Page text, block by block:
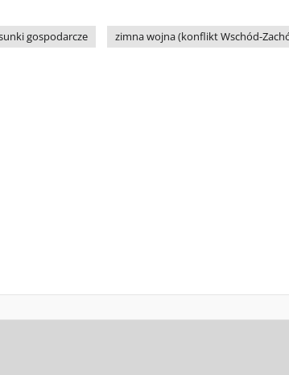
gospodarcze zimna wojna (konflikt Wschód-